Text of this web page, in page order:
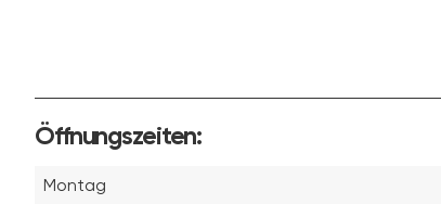
Öffnungszeiten:
Montag